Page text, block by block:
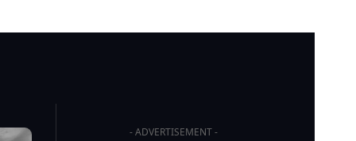
- ADVERTISEMENT -